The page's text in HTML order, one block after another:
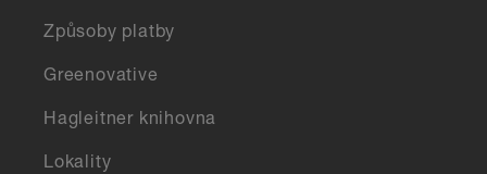
Způsoby platby
Greenovative
Hagleitner knihovna
Lokality